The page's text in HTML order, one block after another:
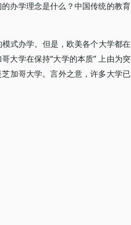
办学理念是什么？中国传统的教育
式办学。但是，欧美各个大学都在
大学在保持“大学的本质” 上由为突
加哥大学。言外之意，许多大学已